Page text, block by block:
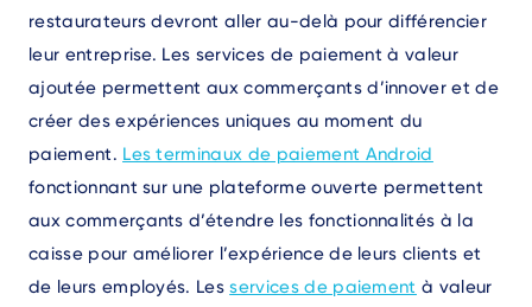
restaurateurs devront aller au-delà pour différencier
leur entreprise. Les services de paiement à valeur
ajoutée permettent aux commerçants d’innover et de
créer des expériences uniques au moment du
paiement. Les terminaux de paiement Android
fonctionnant sur une plateforme ouverte permettent
aux commerçants d’étendre les fonctionnalités à la
caisse pour améliorer l’expérience de leurs clients et
de leurs employés. Lesservices de paiement à valeur